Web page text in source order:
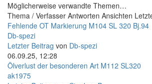
Möglicherweise verwandte Themen…
Thema / Verfasser Antworten Ansichten
Fehlende OT Markierung M104 SL 320 Bj.94
Db-spezi
Letzter Beitrag von Db-spezi
06.09.25, 12:28
Ölverlust der besonderen Art M112 SL320
ak1975